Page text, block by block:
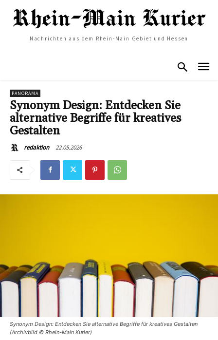
Nachrichten aus dem Rhein-Main Gebiet und Hessen
PANORAMA
Synonym Design: Entdecken Sie
alternative Begriffe für kreatives
Gestalten
redaktion 22.05.2026
Synonym Design: Entdecken Sie alternative Begriffe für kreatives Gestalten
(Archivbild © Rhein-Main Kurier)